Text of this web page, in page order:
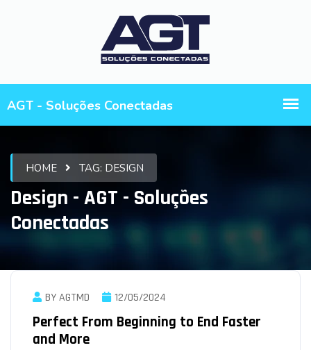
HOME TAG: DESIGN
Design - AGT - Soluções
Conectadas
BY AGTMD 12/05/2024
Perfect From Beginning to End Faster
and More